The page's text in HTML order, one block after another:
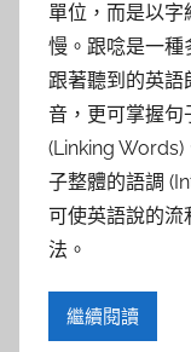
單位，而是以字
慢。跟唸是一種
跟著聽到的英
音，更可掌握句
(Linking
子整體的語調
可使英語說的流
法。
繼續閱讀